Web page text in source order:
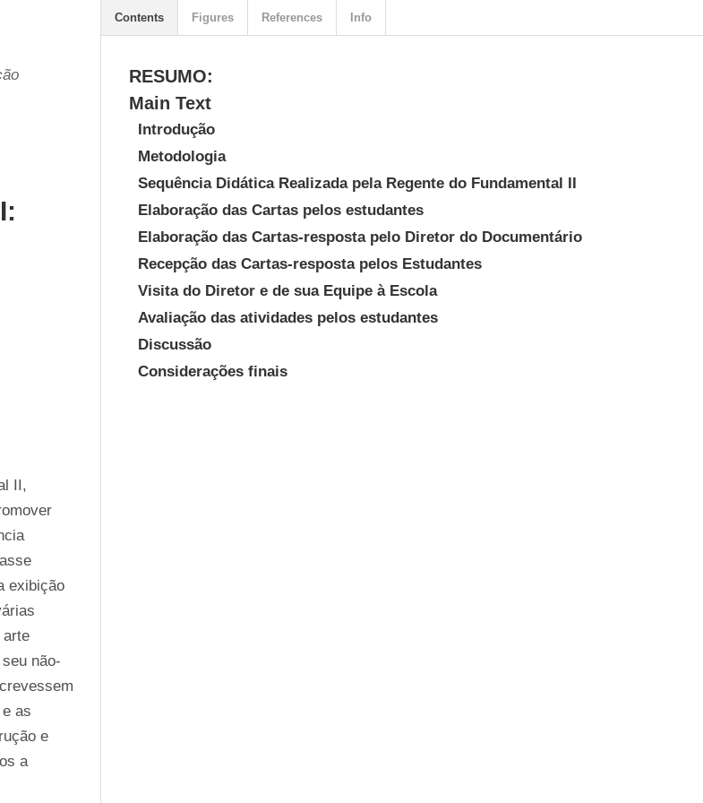
II,
exibição
arte
não-
as
e
a
RESUMO:
Main Text
Introdução
Metodologia
Sequência Didática Realizada pela Regente do Fundamental II
Elaboração das Cartas pelos estudantes
Elaboração das Cartas-resposta pelo Diretor do Documentário
Recepção das Cartas-resposta pelos Estudantes
Visita do Diretor e de sua Equipe à Escola
Avaliação das atividades pelos estudantes
Discussão
Considerações finais
Contents Figures References Info